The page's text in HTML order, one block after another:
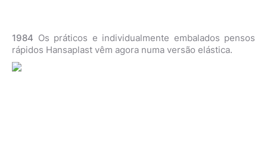
1984 Os práticos e individualmente embalados pensos
rápidos Hansaplast vêm agora numa versão elástica.